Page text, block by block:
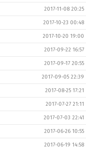
2017-11-08 20:25
2017-10-23 00:48
2017-10-20 19:00
2017-09-22 16:57
2017-09-17 20:55
2017-09-05 22:39
2017-08-25 17:21
2017-07-27 21:11
2017-07-03 22:41
2017-06-26 10:55
2017-06-19 14:58